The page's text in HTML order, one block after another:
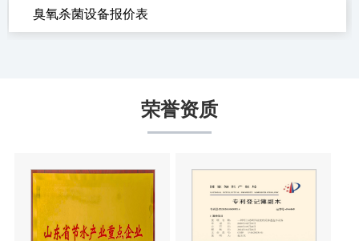
臭氧杀菌设备报价表
荣誉资质